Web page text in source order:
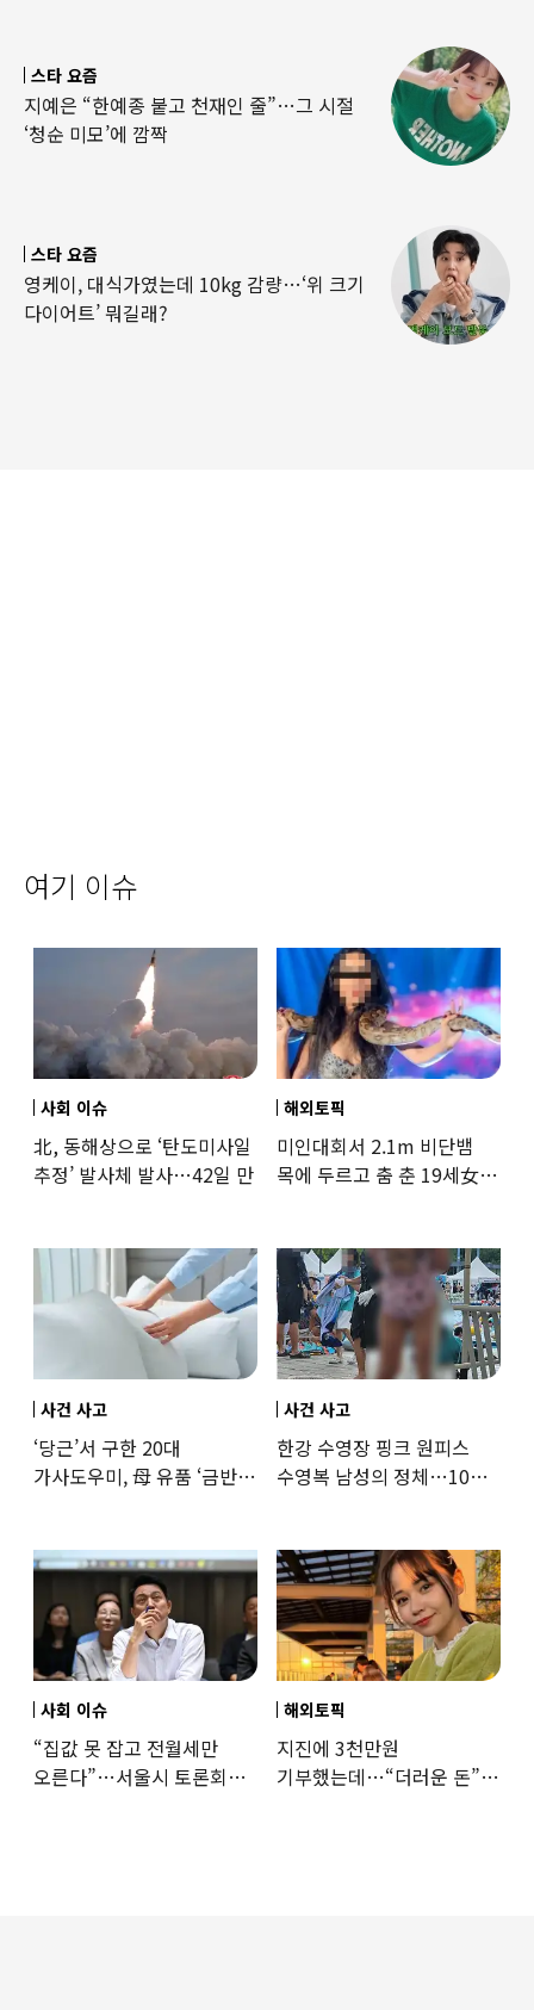
스타 요즘
지예은 “한예종 붙고 천재인 줄”…그 시절
‘청순 미모’에 깜짝
스타 요즘
영케이, 대식가였는데 10kg 감량…‘위 크기
다이어트’ 뭐길래?
여기 이슈
사회 이슈
北, 동해상으로 ‘탄도미사일
추정’ 발사체 발사…42일 만
해외토픽
미인대회서 2.1m 비단뱀
목에 두르고 춤 춘 19세女
사건 사고
‘당근’서 구한 20대
가사도우미, 母 유품 ‘금반지
사건 사고
한강 수영장 핑크 원피스
수영복 남성의 정체…10대
사회 이슈
“집값 못 잡고 전월세만
오른다”…서울시 토론회서
해외토픽
지진에 3천만원
기부했는데…“더러운 돈”